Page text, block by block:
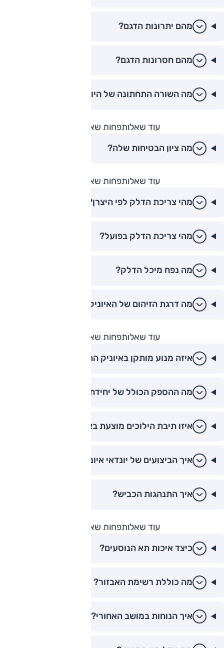
מהם יתרונות הדגם?
מהם חסרונות הדגם?
מה השורה התחתונה של היונדאי איוניק?
עוד שאלותפחות שאלות
מה ציון הבטיחות שלה?
עוד שאלותפחות שאלות
מהי צריכת הדלק לפי היצרן?
מהי צריכת הדלק בפועל?
מה נפח מיכל הדלק?
מה דרגת הזיהום של האיוניק?
עוד שאלותפחות שאלות
איזה מנוע מותקן באיוניק ההיברידית?
מה ההספק הכולל של יחידת הכוח?
איזו תיבת הילוכים מוצעת באיוניק?
איך הביצועים של יונדאי איוניק?
איך התנהגות הכביש?
עוד שאלותפחות שאלות
כיצד איכות תא הנוסעים?
מה כוללת רשימת האבזור?
איך הנוחות במושב האחורי?